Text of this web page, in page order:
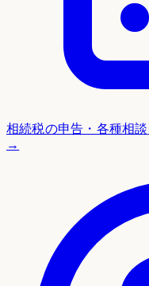
相続税の申告・各種相談
→